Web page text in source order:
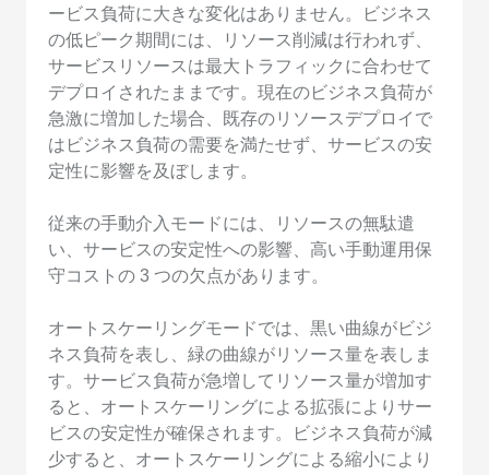
ービス負荷に大きな変化はありません。ビジネス
の低ピーク期間には、リソース削減は行われず、
サービスリソースは最大トラフィックに合わせて
デプロイされたままです。現在のビジネス負荷が
急激に増加した場合、既存のリソースデプロイで
はビジネス負荷の需要を満たせず、サービスの安
定性に影響を及ぼします。
従来の手動介入モードには、リソースの無駄遣
い、サービスの安定性への影響、高い手動運用保
守コストの 3 つの欠点があります。
オートスケーリングモードでは、黒い曲線がビジ
ネス負荷を表し、緑の曲線がリソース量を表しま
す。サービス負荷が急増してリソース量が増加す
ると、オートスケーリングによる拡張によりサー
ビスの安定性が確保されます。ビジネス負荷が減
少すると、オートスケーリングによる縮小により